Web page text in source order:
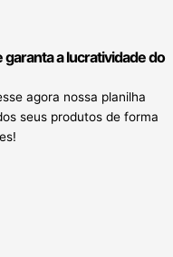
a lucratividade do
agora nossa planilha
seus produtos de forma